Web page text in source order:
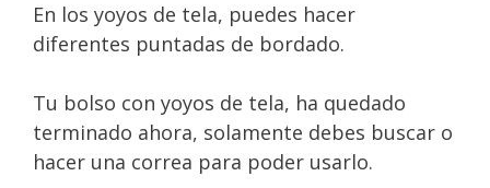
En los yoyos de tela, puedes hacer
diferentes puntadas de bordado.
Tu bolso con yoyos de tela, ha quedado
terminado ahora, solamente debes buscar o
hacer una correa para poder usarlo.